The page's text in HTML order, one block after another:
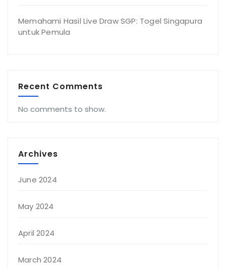
Memahami Hasil Live Draw SGP: Togel Singapura
untuk Pemula
Recent Comments
No comments to show.
Archives
June 2024
May 2024
April 2024
March 2024